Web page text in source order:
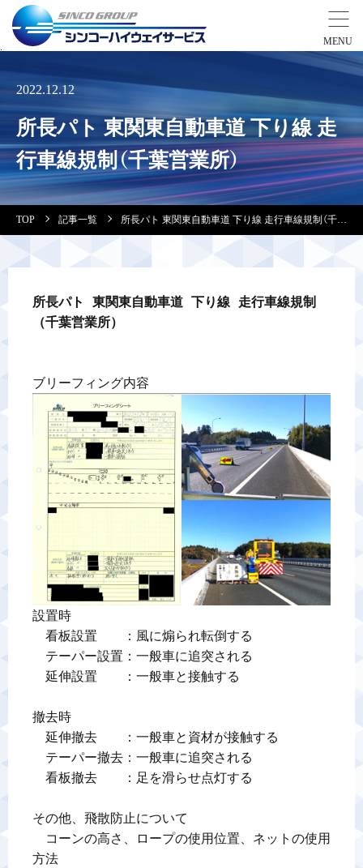
営業拠点
会社案内・実績紹介
反社会的勢力排除宣言
カスタマーハラスメントに対する基本方針
プライバシーポリシー
お問い合わせ
2022.12.12
所長パト 東関東自動車道 下り線 走
行車線規制（千葉営業所）
TOP 記事一覧 所長パト 東関東自動車道 下り線 走行車線規制（千葉営業所）
所長パト 東関東自動車道 下り線 走行車線規制
（千葉営業所）
ブリーフィング内容
設置時
看板設置　　：風に煽られ転倒する
テーパー設置：一般車に追突される
延伸設置　　：一般車と接触する
撤去時
延伸撤去　　：一般車と資材が接触する
テーパー撤去：一般車に追突される
看板撤去　　：足を滑らせ点灯する
その他、飛散防止について
コーンの高さ、ロープの使用位置、ネットの使用
方法